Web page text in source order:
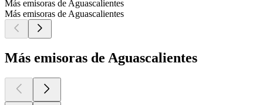
Más emisoras de Aguascalientes
Más emisoras de Aguascalientes
Más emisoras de Aguascalientes